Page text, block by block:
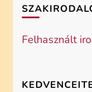
Felhasznált